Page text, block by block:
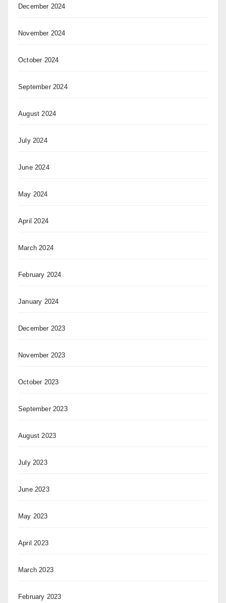
December 2024
November 2024
October 2024
September 2024
August 2024
July 2024
June 2024
May 2024
April 2024
March 2024
February 2024
January 2024
December 2023
November 2023
October 2023
September 2023
August 2023
July 2023
June 2023
May 2023
April 2023
March 2023
February 2023